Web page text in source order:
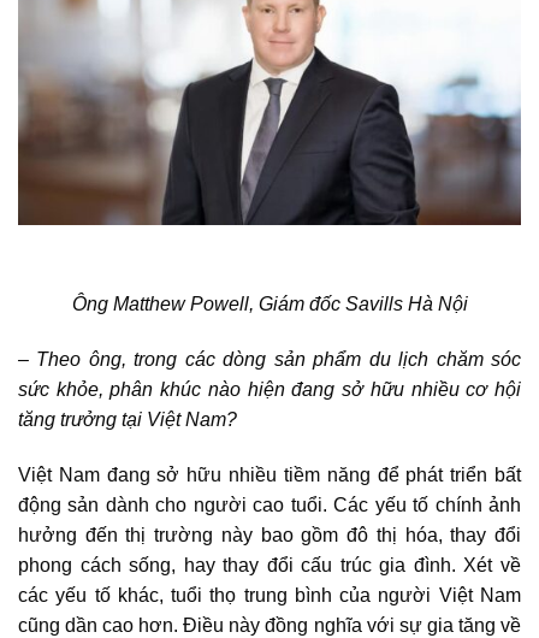
Ông Matthew Powell, Giám đốc Savills Hà Nội
– Theo ông, trong các dòng sản phẩm du lịch chăm sóc
sức khỏe, phân khúc nào hiện đang sở hữu nhiều cơ hội
tăng trưởng tại Việt Nam?
Việt Nam đang sở hữu nhiều tiềm năng để phát triển bất
động sản dành cho người cao tuổi. Các yếu tố chính ảnh
hưởng đến thị trường này bao gồm đô thị hóa, thay đổi
phong cách sống, hay thay đổi cấu trúc gia đình. Xét về
các yếu tố khác, tuổi thọ trung bình của người Việt Nam
cũng dần cao hơn. Điều này đồng nghĩa với sự gia tăng về